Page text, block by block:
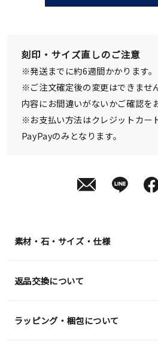
08
送
¥110,000 (tax
in)
刻印・サイズ直しのご注意
※発送までに約6週間かかります。
※ご注文確定後の変更はできませ
内容にお間違いがないかご確認を
※お支払い方法はクレジットカー
PayPayのみとなります。
素材・石・サイズ・仕様
返品交換について
ラッピング・梱包について